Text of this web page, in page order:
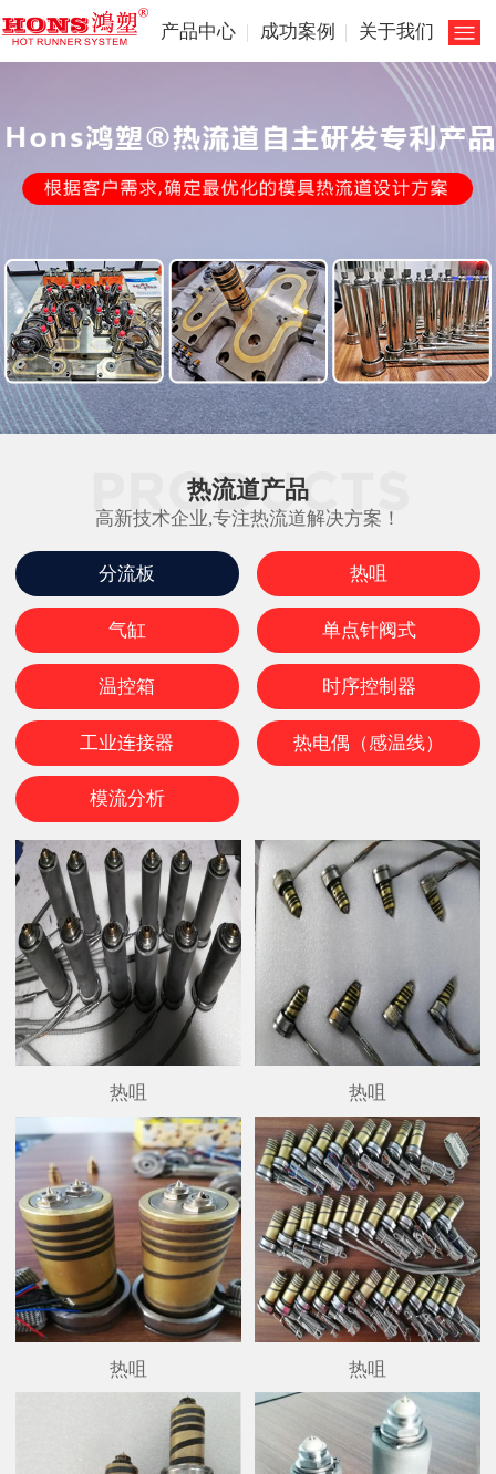
产品中心 成功案例 关于我们
热流道产品
高新技术企业,专注热流道解决方案！
分流板 热咀
气缸 单点针阀式
温控箱 时序控制器
工业连接器 热电偶（感温线）
模流分析
热咀 热咀
热咀 热咀